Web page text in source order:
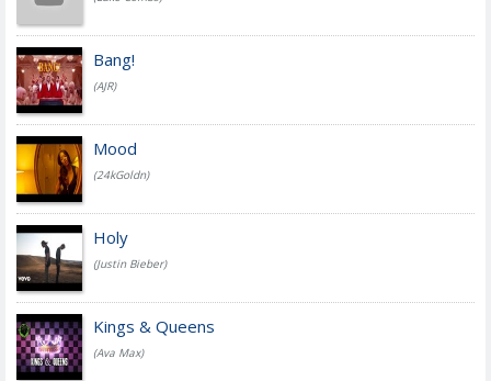
Bang!
(AJR)
Mood
(24kGoldn)
Holy
(Justin Bieber)
Kings & Queens
(Ava Max)